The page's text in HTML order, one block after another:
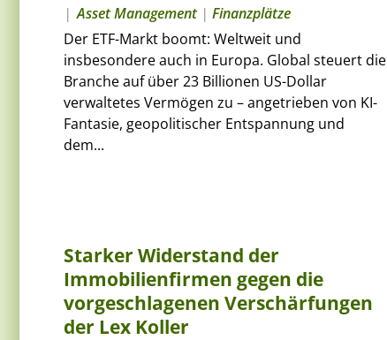
Asset Management| Finanzplätze
Der ETF-Markt boomt: Weltweit und
insbesondere auch in Europa. Global steuert die
Branche auf über 23 Billionen US-Dollar
verwaltetes Vermögen zu – angetrieben von KI-
Fantasie, geopolitischer Entspannung und
dem...
Starker Widerstand der
Immobilienfirmen gegen die
vorgeschlagenen Verschärfungen
der Lex Koller